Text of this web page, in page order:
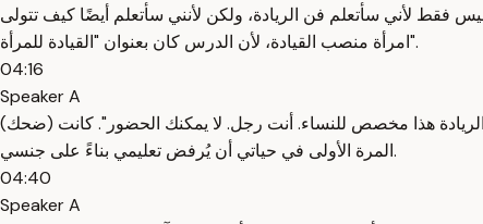
فقط لأني سأتعلم فن الريادة، ولكن لأنني سأتعلم أيضًا كيف تتولى
امرأة منصب القيادة، لأن الدرس كان بعنوان "القيادة للمرأة".
04:16
Speaker A
(ضحك) وبمنتهى السذاجة، قمت بالتسجيل في هذا الدرس الاثنين القادم، اتصلت بي مستشارة الجامعة للمساواة بين الجنسين وقالت: "جوليان، درس الريادة هذا مخصص للنساء. أنت رجل. لا يمكنك الحضور". كانت
المرة الأولى في حياتي أن يُرفض تعليمي بناءً على جنسي.
04:40
Speaker A